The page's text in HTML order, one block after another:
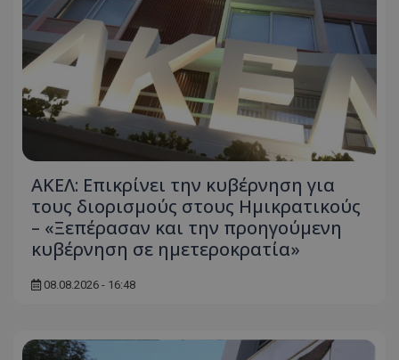
ΑΚΕΛ: Επικρίνει την κυβέρνηση για
τους διορισμούς στους Ημικρατικούς
– «Ξεπέρασαν και την προηγούμενη
κυβέρνηση σε ημετεροκρατία»
08.08.2026 - 16:48